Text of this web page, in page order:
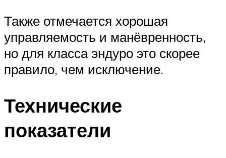
Также отмечается хорошая
управляемость и манёвренность,
но для класса эндуро это скорее
правило, чем исключение.
Технические
показатели